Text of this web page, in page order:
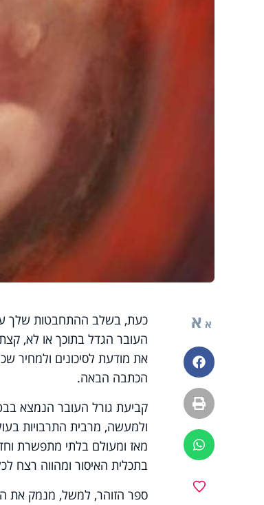
א א
פייסבוק
הדפסה
ווטסאפ
כעת, בשלב ההתחבטות שלך
העובר הגדל בתוכך או לא,
את מודעת לסיכונים ולמחיר
הכתבה הבאה.
קביעת גורל העובר הנמצא
ולמעשה, מרבית התרבויות
מאז ומעולם בלתי מתפשרת
בתכלית האיסור ומהווה רצח
ספר הזוהר, למשל, מנמק את